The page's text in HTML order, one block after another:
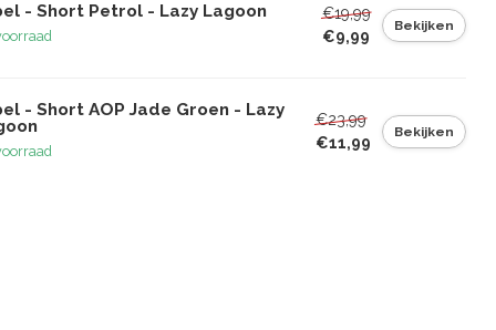
- Short Petrol - Lazy Lagoon
€19,99
€9,99
Bekijken
- Short AOP Jade Groen - Lazy
€23,99
€11,99
Bekijken